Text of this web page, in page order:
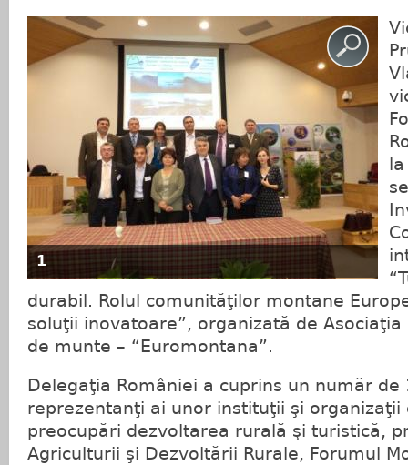
1
durabil. Rolul comunităţilor montane
soluţii inovatoare”, organizată de
de munte – “Euromontana”.
Delegaţia României a cuprins un număr
reprezentanţi ai unor instituţii şi organizaţii
preocupări dezvoltarea rurală şi turistică,
Agriculturii şi Dezvoltării Rurale, Forumul